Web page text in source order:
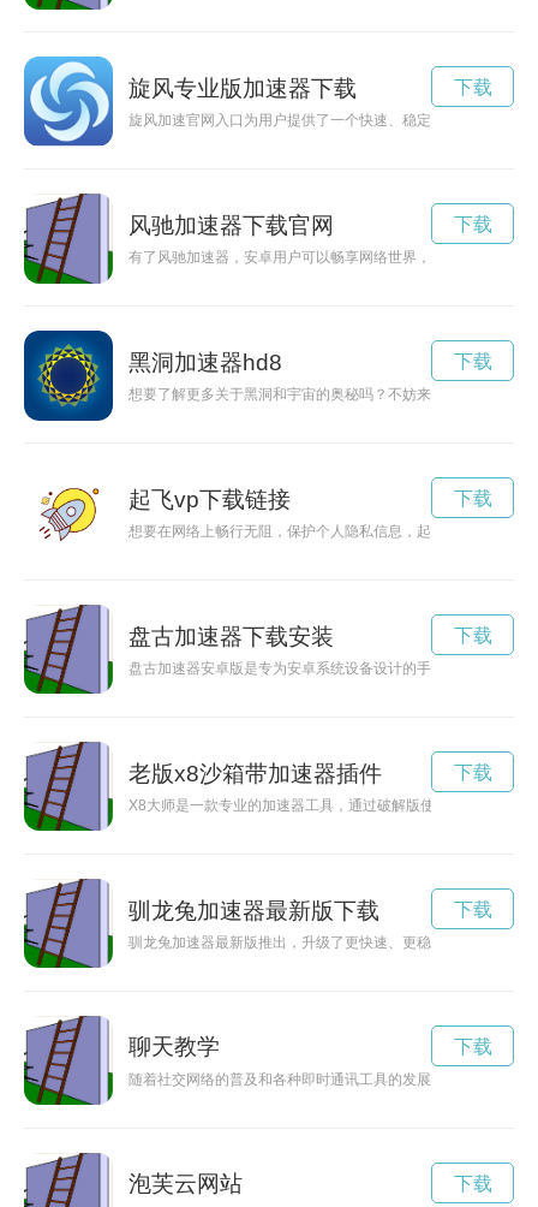
旋风专业版加速器下载
旋风加速官网入口为用户提供了一个快速、稳定、安全的网络
下载
风驰加速器下载官网
有了风驰加速器，安卓用户可以畅享网络世界，实现网页加速
下载
黑洞加速器hd8
想要了解更多关于黑洞和宇宙的奥秘吗？不妨来访问HD18CN
下载
起飞vp下载链接
想要在网络上畅行无阻，保护个人隐私信息，起飞VP下载是你
下载
盘古加速器下载安装
盘古加速器安卓版是专为安卓系统设备设计的手机游戏加速工
下载
老版x8沙箱带加速器插件
X8大师是一款专业的加速器工具，通过破解版使用可以享受更
下载
驯龙兔加速器最新版下载
驯龙兔加速器最新版推出，升级了更快速、更稳定的加速功能
下载
聊天教学
随着社交网络的普及和各种即时通讯工具的发展，人们的沟通
下载
泡芙云网站 下载